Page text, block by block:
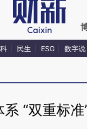
民生 ESG 数字说
“双重标准